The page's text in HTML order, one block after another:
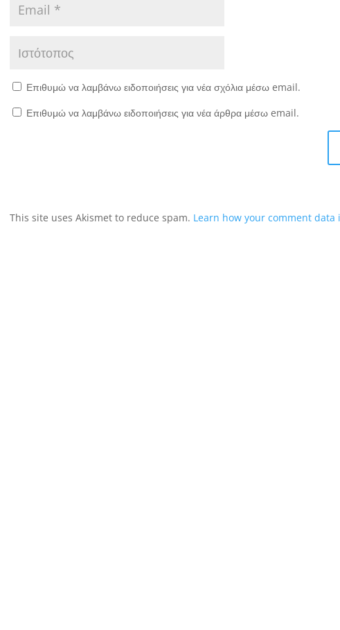
Επιθυμώ να λαμβάνω ειδοποιήσεις για νέα σχόλια μέσω email.
Επιθυμώ να λαμβάνω ειδοποιήσεις για νέα άρθρα μέσω email.
This site uses Akismet to reduce spam. Learn how your comment data